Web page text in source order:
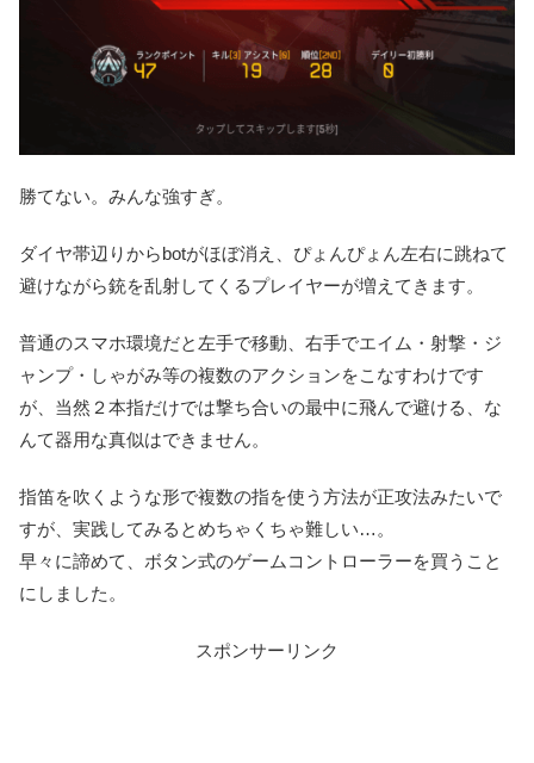
勝てない。みんな強すぎ。
ダイヤ帯辺りからbotがほぼ消え、ぴょんぴょん左右に跳ねて
避けながら銃を乱射してくるプレイヤーが増えてきます。
普通のスマホ環境だと左手で移動、右手でエイム・射撃・ジ
ャンプ・しゃがみ等の複数のアクションをこなすわけです
が、当然２本指だけでは撃ち合いの最中に飛んで避ける、な
んて器用な真似はできません。
指笛を吹くような形で複数の指を使う方法が正攻法みたいで
すが、実践してみるとめちゃくちゃ難しい…。
早々に諦めて、ボタン式のゲームコントローラーを買うこと
にしました。
スポンサーリンク